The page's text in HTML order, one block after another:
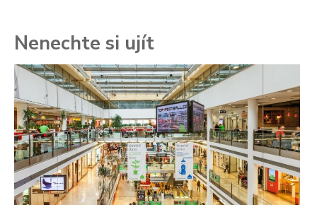
Nenechte si ujít